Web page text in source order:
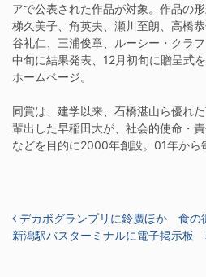
アで公表された作品が対象。作品の
梯久美子、角英夫、瀬川至朗、高橋
谷礼仁、三浦俊章、ルーシー・クラ
中旬に結果発表、12月初旬に贈呈式
ホームページ。
同賞は、建学以来、石橋湛山ら優れ
輩出した早稲田大が、社会的使命・
などを目的に2000年創設。01年から
投稿ナビゲーション
デカボグランプリに鈴廣ほか 食の
新潟駅バスターミナルに電子掲示板